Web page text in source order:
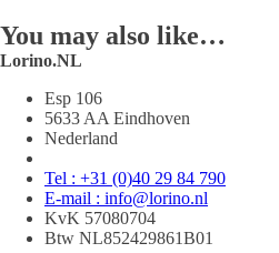
You may also like…
Lorino.NL
Esp 106
5633 AA Eindhoven
Nederland
Tel : +31 (0)40 29 84 790
E-mail : info@lorino.nl
KvK 57080704
Btw NL852429861B01